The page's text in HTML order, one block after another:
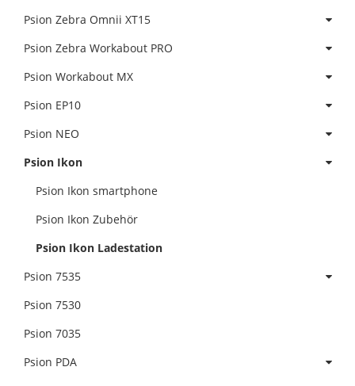
Psion Zebra Omnii XT15
Psion Zebra Workabout PRO
Psion Workabout MX
Psion EP10
Psion NEO
Psion Ikon
Psion Ikon smartphone
Psion Ikon Zubehör
Psion Ikon Ladestation
Psion 7535
Psion 7530
Psion 7035
Psion PDA